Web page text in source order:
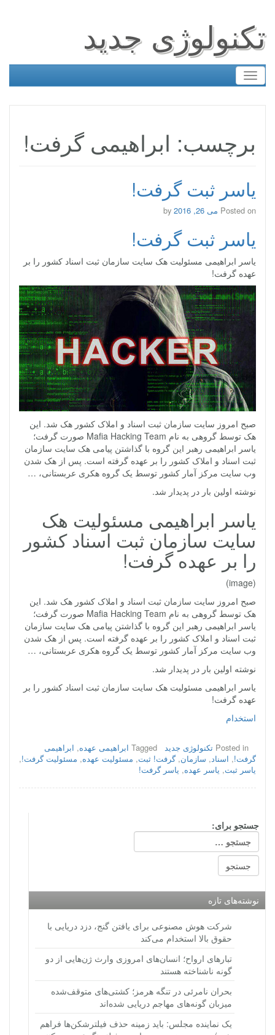
تکنولوژی جدید
Toggle
navigation
برچسب: ابراهیمی گرفت!
یاسر ثبت گرفت!
Posted on می 26, 2016
یاسر ثبت گرفت!
یاسر ابراهیمی مسئولیت هک سایت سازمان ثبت اسناد کشور را بر
عهده گرفت!
صبح امروز سایت سازمان ثبت اسناد و املاک کشور هک شد. این
هک توسط گروهی به نام Mafia Hacking Team صورت گرفت؛
یاسر ابراهیمی رهبر این گروه با گذاشتن پیامی هک سایت سازمان
ثبت اسناد و املاک کشور را بر عهده گرفته است. پس از هک شدن
وب سایت مرکز آمار کشور توسط یک گروه هکری عربستانی، …
نوشته اولین بار در پدیدار شد.
یاسر ابراهیمی مسئولیت هک
سایت سازمان ثبت اسناد کشور
را بر عهده گرفت!
(image)
صبح امروز سایت سازمان ثبت اسناد و املاک کشور هک شد. این
هک توسط گروهی به نام Mafia Hacking Team صورت گرفت؛
یاسر ابراهیمی رهبر این گروه با گذاشتن پیامی هک سایت سازمان
ثبت اسناد و املاک کشور را بر عهده گرفته است. پس از هک شدن
وب سایت مرکز آمار کشور توسط یک گروه هکری عربستانی، …
نوشته اولین بار در پدیدار شد.
یاسر ابراهیمی مسئولیت هک سایت سازمان ثبت اسناد کشور را بر
عهده گرفت!
استخدام
Posted in تکنولوژی جدید Tagged ابراهیمی عهده, ابراهیمی
گرفت!, اسناد, سازمان,گرفت! ثبت, مسئولیت عهده, مسئولیت گرفت!,
یاسر ثبت, یاسر عهده, یاسر گرفت!
جستجو برای:
نوشته‌های تازه
شرکت هوش مصنوعی برای یافتن گنج، دزد دریایی با
حقوق بالا استخدام می‌کند
تبارهای ارواح؛ انسان‌های امروزی وارث ژن‌هایی از دو
گونه ناشناخته هستند
بحران نامرئی در تنگه هرمز؛ کشتی‌های متوقف‌شده
میزبان گونه‌های مهاجم دریایی شده‌اند
یک نماینده مجلس: باید زمینه حذف فیلترشکن‌ها فراهم